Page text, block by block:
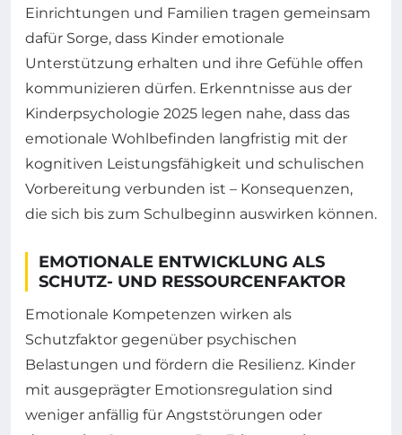
Einrichtungen und Familien tragen gemeinsam
dafür Sorge, dass Kinder emotionale
Unterstützung erhalten und ihre Gefühle offen
kommunizieren dürfen. Erkenntnisse aus der
Kinderpsychologie 2025 legen nahe, dass das
emotionale Wohlbefinden langfristig mit der
kognitiven Leistungsfähigkeit und schulischen
Vorbereitung verbunden ist – Konsequenzen,
die sich bis zum Schulbeginn auswirken können.
EMOTIONALE ENTWICKLUNG ALS
SCHUTZ- UND RESSOURCENFAKTOR
Emotionale Kompetenzen wirken als
Schutzfaktor gegenüber psychischen
Belastungen und fördern die Resilienz. Kinder
mit ausgeprägter Emotionsregulation sind
weniger anfällig für Angststörungen oder